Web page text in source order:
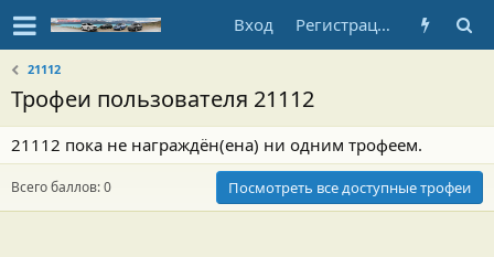
Вход Регистрация
21112
Трофеи пользователя 21112
21112 пока не награждён(ена) ни одним трофеем.
Всего баллов: 0 Посмотреть все доступные трофеи